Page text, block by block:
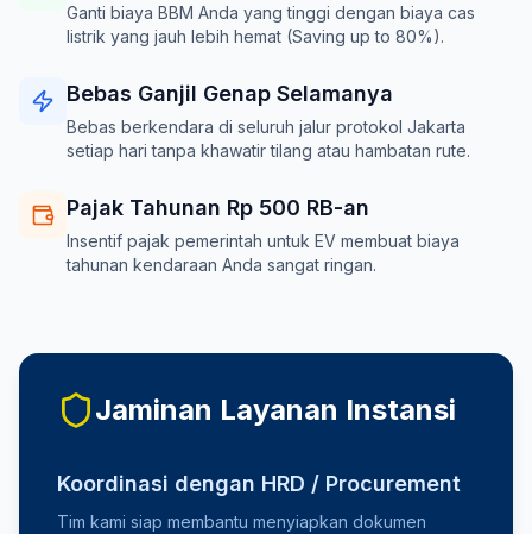
Ganti biaya BBM Anda yang tinggi dengan biaya cas
listrik yang jauh lebih hemat (Saving up to 80%).
Bebas Ganjil Genap Selamanya
Bebas berkendara di seluruh jalur protokol Jakarta
setiap hari tanpa khawatir tilang atau hambatan rute.
Pajak Tahunan Rp 500 RB-an
Insentif pajak pemerintah untuk EV membuat biaya
tahunan kendaraan Anda sangat ringan.
Jaminan Layanan Instansi
Koordinasi dengan HRD / Procurement
Tim kami siap membantu menyiapkan dokumen